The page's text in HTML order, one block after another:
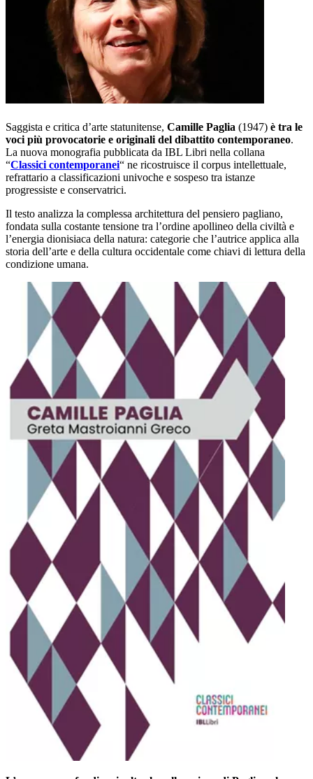
Saggista e critica d’arte statunitense, Camille Paglia (1947) è tra le
voci più provocatorie e originali del dibattito contemporaneo.
La nuova monografia pubblicata da IBL Libri nella collana
“Classici contemporanei“ ne ricostruisce il corpus intellettuale,
refrattario a classificazioni univoche e sospeso tra istanze
progressiste e conservatrici.
Il testo analizza la complessa architettura del pensiero pagliano,
fondata sulla costante tensione tra l’ordine apollineo della civiltà e
l’energia dionisiaca della natura: categorie che l’autrice applica alla
storia dell’arte e della cultura occidentale come chiavi di lettura della
condizione umana.